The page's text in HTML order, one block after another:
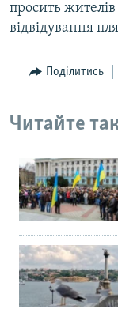
просить жителів
відвідування
Поділитись
Читайте